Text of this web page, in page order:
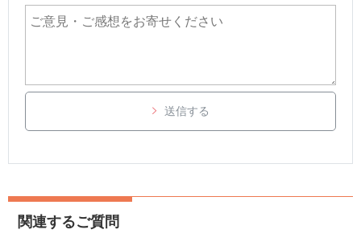
変更後のログインID（IDに設定したい文字列）を
・ 半角英数字で入力
・ 以下の4種類の記号が使用可能
_ (アンダーバー) . (ドット) - (ハイフン) @
送信する
関連するご質問